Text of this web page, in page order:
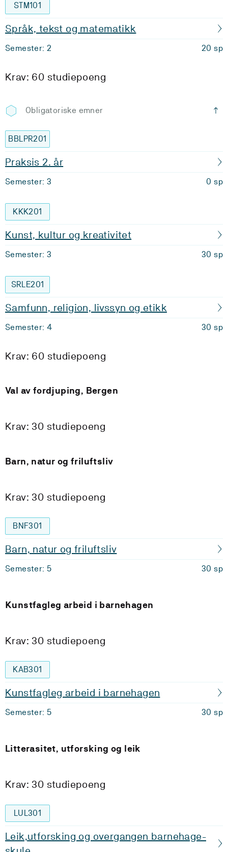
STM101
Språk, tekst og matematikk
Semester: 2 20 sp
Krav: 60 studiepoeng
Obligatoriske emner
BBLPR201
Praksis 2. år
Semester: 3 0 sp
KKK201
Kunst, kultur og kreativitet
Semester: 3 30 sp
SRLE201
Samfunn, religion, livssyn og etikk
Semester: 4 30 sp
Krav: 60 studiepoeng
Val av fordjuping, Bergen
Krav: 30 studiepoeng
Barn, natur og friluftsliv
Krav: 30 studiepoeng
BNF301
Barn, natur og friluftsliv
Semester: 5 30 sp
Kunstfagleg arbeid i barnehagen
Krav: 30 studiepoeng
KAB301
Kunstfagleg arbeid i barnehagen
Semester: 5 30 sp
Litterasitet, utforsking og leik
Krav: 30 studiepoeng
LUL301
Leik,utforsking og overgangen barnehage-